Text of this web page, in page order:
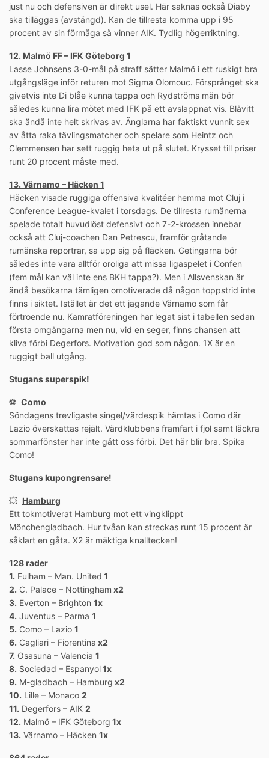
just nu och defensiven är direkt usel. Här saknas också Diaby
ska tilläggas (avstängd). Kan de tillresta komma upp i 95
procent av sin förmåga så vinner AIK. Tydlig högerriktning.
12. Malmö FF – IFK Göteborg 1
Lasse Johnsens 3-0-mål på straff sätter Malmö i ett ruskigt bra
utgångsläge inför returen mot Sigma Olomouc. Försprånget ska
givetvis inte Di blåe kunna tappa och Rydströms män bör
således kunna lira mötet med IFK på ett avslappnat vis. Blåvitt
ska ändå inte helt skrivas av. Änglarna har faktiskt vunnit sex
av åtta raka tävlingsmatcher och spelare som Heintz och
Clemmensen har sett ruggig heta ut på slutet. Krysset till priser
runt 20 procent måste med.
13. Värnamo – Häcken 1
Häcken visade ruggiga offensiva kvalitéer hemma mot Cluj i
Conference League-kvalet i torsdags. De tillresta rumänerna
spelade totalt huvudlöst defensivt och 7-2-krossen innebar
också att Cluj-coachen Dan Petrescu, framför gråtande
rumänska reportrar, sa upp sig på fläcken. Getingarna bör
således inte vara alltför oroliga att missa ligaspelet i Confen
(fem mål kan väl inte ens BKH tappa?). Men i Allsvenskan är
ändå besökarna tämligen omotiverade då någon toppstrid inte
finns i siktet. Istället är det ett jagande Värnamo som får
förtroende nu. Kamratföreningen har legat sist i tabellen sedan
första omgångarna men nu, vid en seger, finns chansen att
kliva förbi Degerfors. Motivation god som någon. 1X är en
ruggigt ball utgång.
Stugans superspik!
⚽️ Como
Söndagens trevligaste singel/värdespik hämtas i Como där
Lazio överskattas rejält. Värdklubbens framfart i fjol samt läckra
sommarfönster har inte gått oss förbi. Det här blir bra. Spika
Como!
Stugans kupongrensare!
💥 Hamburg
Ett tokmotiverat Hamburg mot ett vingklippt
Mönchengladbach. Hur tvåan kan streckas runt 15 procent är
såklart en gåta. X2 är mäktiga knalltecken!
128 rader
1. Fulham – Man. United 1
2. C. Palace – Nottingham x2
3. Everton – Brighton 1x
4. Juventus – Parma 1
5. Como – Lazio 1
6. Cagliari – Fiorentina x2
7. Osasuna – Valencia 1
8. Sociedad – Espanyol1x
9. M-gladbach – Hamburg x2
10. Lille – Monaco 2
11. Degerfors – AIK 2
12. Malmö – IFK Göteborg 1x
13. Värnamo – Häcken 1x